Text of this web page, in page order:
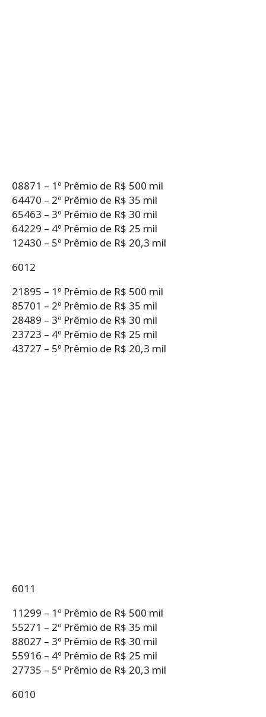
08871 – 1º Prêmio de R$ 500 mil
64470 – 2º Prêmio de R$ 35 mil
65463 – 3º Prêmio de R$ 30 mil
64229 – 4º Prêmio de R$ 25 mil
12430 – 5º Prêmio de R$ 20,3 mil
6012
21895 – 1º Prêmio de R$ 500 mil
85701 – 2º Prêmio de R$ 35 mil
28489 – 3º Prêmio de R$ 30 mil
23723 – 4º Prêmio de R$ 25 mil
43727 – 5º Prêmio de R$ 20,3 mil
6011
11299 – 1º Prêmio de R$ 500 mil
55271 – 2º Prêmio de R$ 35 mil
88027 – 3º Prêmio de R$ 30 mil
55916 – 4º Prêmio de R$ 25 mil
27735 – 5º Prêmio de R$ 20,3 mil
6010